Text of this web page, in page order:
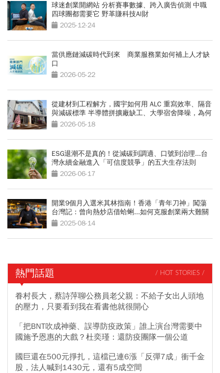
球迷創業開網站 分析賽事數據、跨入廣告偵測 中職
四球團都需要它 野革賺科技AI財
2025-12-24
當供應鏈減碳時代到來 商業服務業如何補上人才缺
口
2026-05-22
從建材到工程解方，國宇如何用 ALC 重寫效率、隔音
與減碳標準 半導體拼擴廠缺工、大學宿舍降噪，為何
都開始改用 ALC 系統？
2026-05-18
ESG退潮不是真的！從減碳到調適、口號到治理...台
灣永續金融進入「可信度競爭」的五大生存法則
2026-06-17
開業9個月入選米其林指南！香港「青年刀神」闖蕩
台灣記：曾向熱炒店借蛤蜊...如何克服創業兩大難關
2025-08-14
熱門話題 / HOT STORIES /
眷村長大，蔡詩萍聊公務員老父親：不給子女出人頭地
的壓力，只要看到我在看書他就很開心
「把BNT吹成神藥、誤導防疫政策」誰上演台灣需要中
國施予恩惠的大戲？杜奕瑾：還防疫團隊一個公道
國巨還在500元掙扎，這檔已連6漲「反彈7成」衝千金
股，法人喊到1430元，還有5成空間